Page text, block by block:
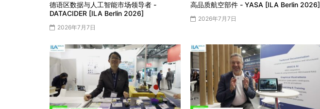
德语区数据与人工智能市场领导者 -
DATACIDER [ILA Berlin 2026]
2026年7月7日
高品质航空部件 - YASA [ILA Berlin 2026]
2026年7月7日